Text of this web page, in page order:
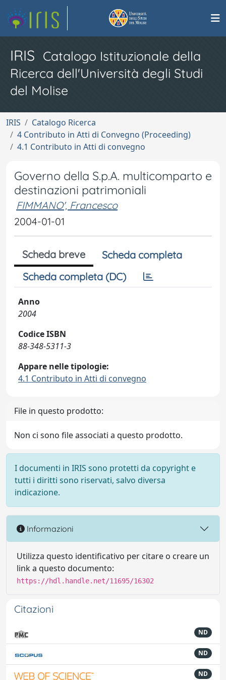
IRIS Catalogo Istituzionale della
Ricerca dell'Università degli Studi
del Molise
IRIS
Catalogo Ricerca
4 Contributo in Atti di Convegno (Proceeding)
4.1 Contributo in Atti di convegno
Governo della S.p.A. multicomparto e
destinazioni patrimoniali
FIMMANO', Francesco
2004-01-01
Scheda breve
Scheda completa
Scheda completa (DC)
Anno
2004
Codice ISBN
88-348-5311-3
Appare nelle tipologie:
4.1 Contributo in Atti di convegno
File in questo prodotto:
Non ci sono file associati a questo prodotto.
I documenti in IRIS sono protetti da copyright e
tutti i diritti sono riservati, salvo diversa
indicazione.
Informazioni
Utilizza questo identificativo per citare o creare un
link a questo documento:
https://hdl.handle.net/11695/16302
Citazioni
ND
ND
ND